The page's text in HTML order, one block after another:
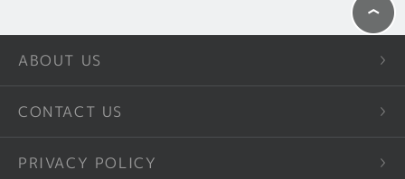
ABOUT US
CONTACT US
PRIVACY POLICY